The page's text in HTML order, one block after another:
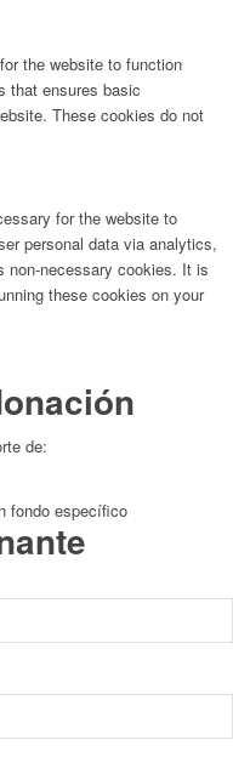
the website to function
that ensures basic
These cookies do not
for the website to
personal data via analytics,
non-necessary cookies. It is
these cookies on your
de:
fondo específico